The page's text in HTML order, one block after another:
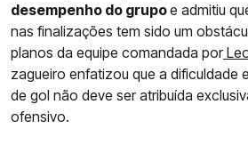
desempenho do grupoe admitiu
nas finalizações tem sido um
planos da equipe comandada por
zagueiro enfatizou que a dificuldade
de gol não deve ser atribuída
ofensivo.